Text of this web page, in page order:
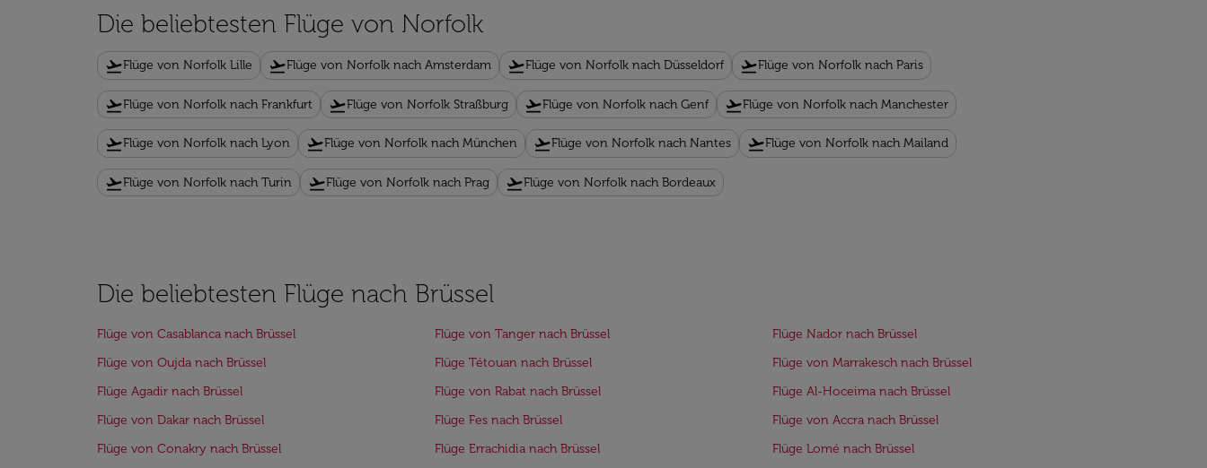
Die beliebtesten Flüge von Norfolk
flight_takeoffFlüge von Norfolk Lille flight_takeoffFlüge von Norfolk nach Amsterdam flight_takeoffFlüge von Norfolk nach Düsseldorf flight_takeoffFlüge von Norfolk nach Paris
flight_takeoffFlüge von Norfolk nach Frankfurt flight_takeoffFlüge von Norfolk Straßburg flight_takeoffFlüge von Norfolk nach Genf flight_takeoffFlüge von Norfolk nach Manchester
flight_takeoffFlüge von Norfolk nach Lyon flight_takeoffFlüge von Norfolk nach München flight_takeoffFlüge von Norfolk nach Nantes flight_takeoffFlüge von Norfolk nach Mailand
flight_takeoffFlüge von Norfolk nach Turin flight_takeoffFlüge von Norfolk nach Prag flight_takeoffFlüge von Norfolk nach Bordeaux
Die beliebtesten Flüge nach Brüssel
Flüge von Casablanca nach Brüssel Flüge von Tanger nach Brüssel
Flüge Nador nach Brüssel
Flüge von Oujda nach Brüssel
Flüge Tétouan nach Brüssel
Flüge von Marrakesch nach Brüssel
Flüge Agadir nach Brüssel
Flüge von Rabat nach Brüssel
Flüge Al-Hoceima nach Brüssel
Flüge von Dakar nach Brüssel
Flüge Fes nach Brüssel
Flüge von Accra nach Brüssel
Flüge von Conakry nach Brüssel
Flüge Errachidia nach Brüssel Flüge Lomé nach Brüssel